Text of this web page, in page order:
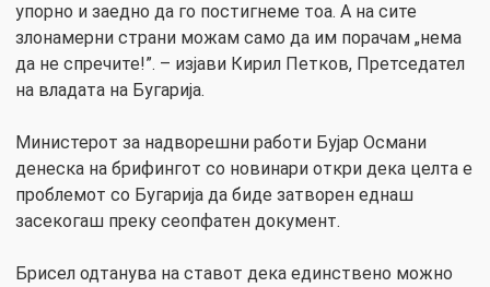
упорно и заедно да го постигнеме тоа. А на сите
злонамерни страни можам само да им порачам „нема
да не спречите!”. – изјави Кирил Петков, Претседател
на владата на Бугарија.
Министерот за надворешни работи Бујар Османи
денеска на брифингот со новинари откри дека целта е
проблемот со Бугарија да биде затворен еднаш
засекогаш преку сеопфатен документ.
Брисел одтанува на ставот дека единствено можно